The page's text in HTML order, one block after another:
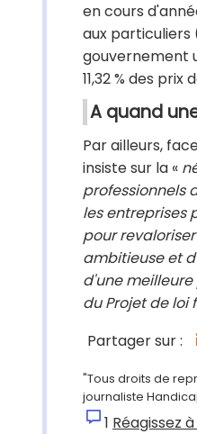
en cours
aux particuliers
gouvernement
11,32 % des
A quand
Par ailleurs,
insiste sur la «
professionnels
les entreprises
pour
ambitieuse et
d'une
du Projet de loi
Partager sur :
"Tous droits de
journaliste
1 Réagissez